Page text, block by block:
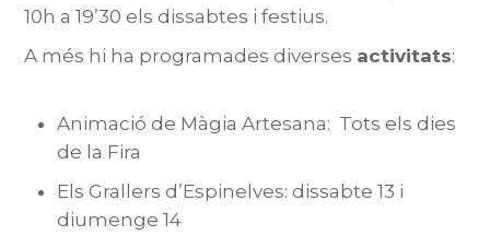
10h a 19’30 els dissabtes i festius.
A més hi ha programades diverses activitats:
Animació de Màgia Artesana: Tots els dies
de la Fira
Els Grallers d’Espinelves: dissabte 13 i
diumenge 14